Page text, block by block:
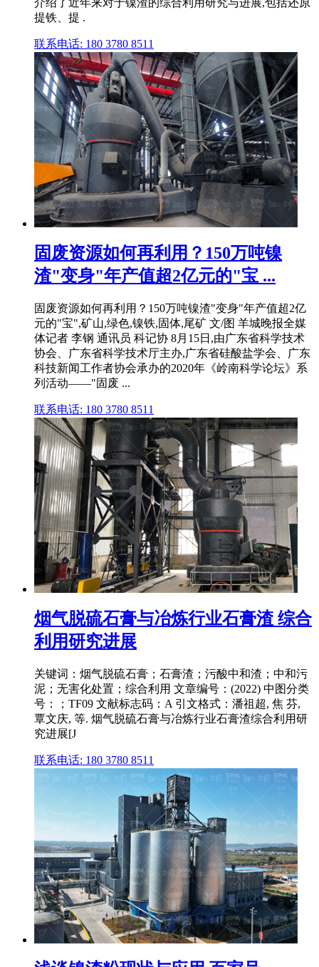
介绍了近年来对于镍渣的综合利用研究与进展,包括还原
提铁、提 .
联系电话: 180 3780 8511
固废资源如何再利用？150万吨镍
渣"变身"年产值超2亿元的"宝 ...
固废资源如何再利用？150万吨镍渣"变身"年产值超2亿
元的"宝",矿山,绿色,镍铁,固体,尾矿 文/图 羊城晚报全媒
体记者 李钢 通讯员 科记协 8月15日,由广东省科学技术
协会、广东省科学技术厅主办,广东省硅酸盐学会、广东
科技新闻工作者协会承办的2020年《岭南科学论坛》系
列活动——"固废 ...
联系电话: 180 3780 8511
烟气脱硫石膏与冶炼行业石膏渣 综合
利用研究进展
关键词：烟气脱硫石膏；石膏渣；污酸中和渣；中和污
泥；无害化处置；综合利用 文章编号：(2022) 中图分类
号：；TF09 文献标志码：A 引文格式：潘祖超, 焦 芬,
覃文庆, 等. 烟气脱硫石膏与冶炼行业石膏渣综合利用研
究进展[J
联系电话: 180 3780 8511